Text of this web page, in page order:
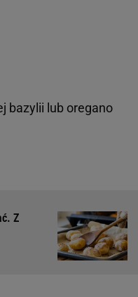
bazylii lub oregano
Z